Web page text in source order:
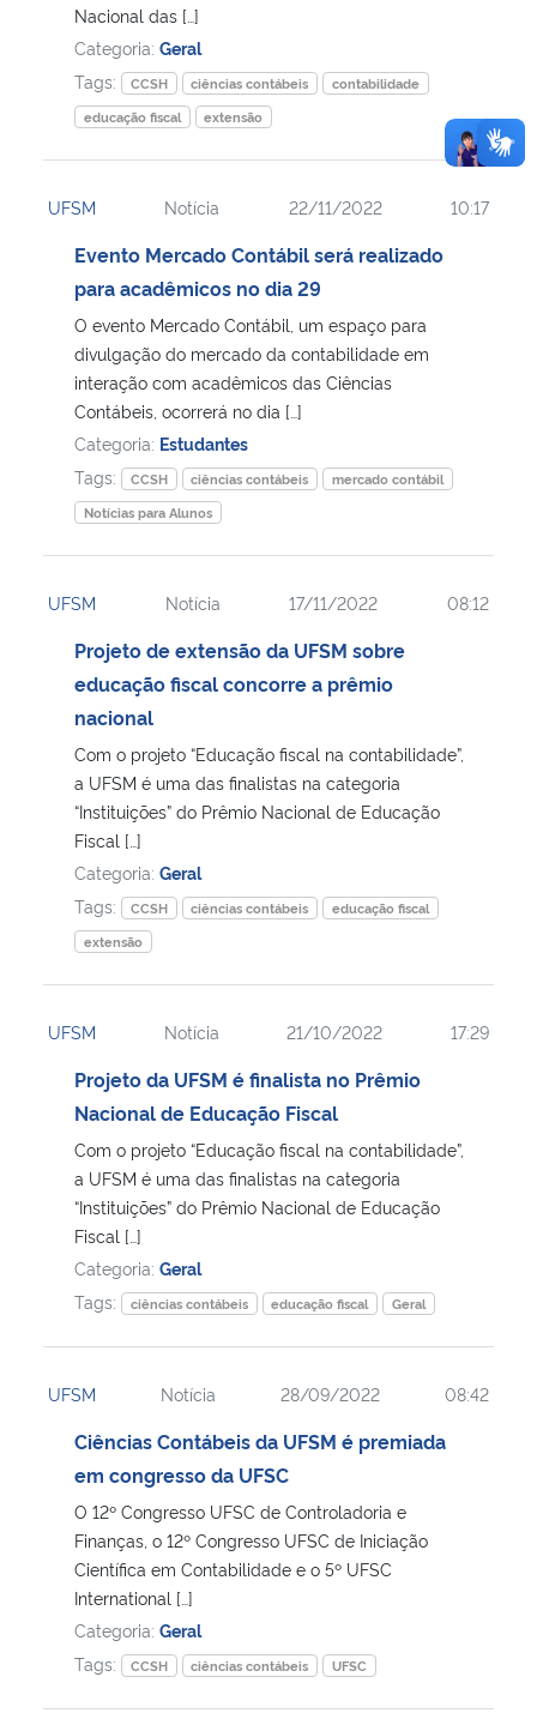
Nacional das […]
Categoria: Geral
Tags:
CCSH ciências contábeis
contabilidade
educação fiscal
extensão
UFSM Notícia 22/11/2022 10:17
Evento Mercado Contábil será realizado
para acadêmicos no dia 29
O evento Mercado Contábil, um espaço para
divulgação do mercado da contabilidade em
interação com acadêmicos das Ciências
Contábeis, ocorrerá no dia […]
Categoria: Estudantes
Tags:
CCSH ciências contábeis
mercado contábil
Notícias para Alunos
UFSM Notícia 17/11/2022 08:12
Projeto de extensão da UFSM sobre
educação fiscal concorre a prêmio
nacional
Com o projeto “Educação fiscal na contabilidade”,
a UFSM é uma das finalistas na categoria
“Instituições” do Prêmio Nacional de Educação
Fiscal […]
Categoria: Geral
Tags:
CCSH ciências contábeis
educação fiscal
extensão
UFSM Notícia 21/10/2022 17:29
Projeto da UFSM é finalista no Prêmio
Nacional de Educação Fiscal
Com o projeto “Educação fiscal na contabilidade”,
a UFSM é uma das finalistas na categoria
“Instituições” do Prêmio Nacional de Educação
Fiscal […]
Categoria: Geral
Tags:
ciências contábeis educação fiscal Geral
UFSM Notícia 28/09/2022 08:42
Ciências Contábeis da UFSM é premiada
em congresso da UFSC
O 12º Congresso UFSC de Controladoria e
Finanças, o 12º Congresso UFSC de Iniciação
Científica em Contabilidade e o 5º UFSC
International […]
Categoria: Geral
Tags:
CCSH ciências contábeis UFSC